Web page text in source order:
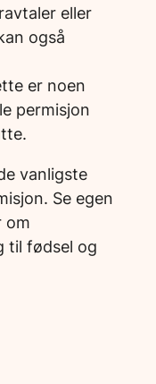
eller
også
er noen
permisjon
vanligste
Se egen
om
til fødsel og